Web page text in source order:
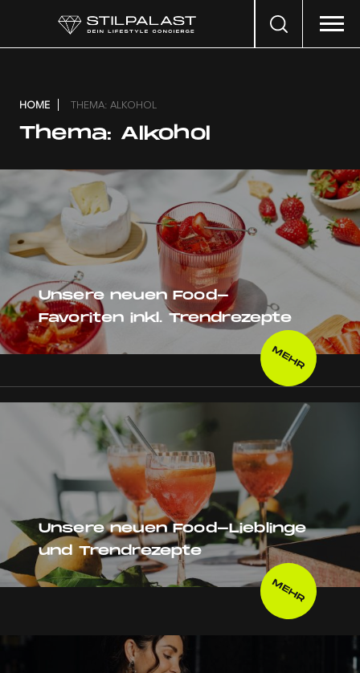
Search
HOME THEMA: ALKOHOL
Thema: Alkohol
Unsere neuen Food-
Favoriten inkl. Trendrezepte
MEHR
Unsere neuen Food-Lieblinge
und Trendrezepte
MEHR